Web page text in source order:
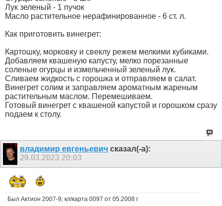
Лук зеленый - 1 пучок
Масло растительное нерафинированное - 6 ст. л.
Как приготовить винегрет:
Картошку, морковку и свеклу режем мелкими кубиками.
Добавляем квашеную капусту, мелко порезанные
соленые огурцы и измельченный зеленый лук.
Сливаем жидкость с горошка и отправляем в салат.
Винегрет солим и заправляем ароматным жареным
растительным маслом. Перемешиваем.
Готовый винегрет с квашеной капустой и горошком сразу
подаем к столу.
владимир евгеньевич сказал(-а):
29.03.202320:03
Был Актион 2007-9; кл/карта 0097 от 05.2008 г